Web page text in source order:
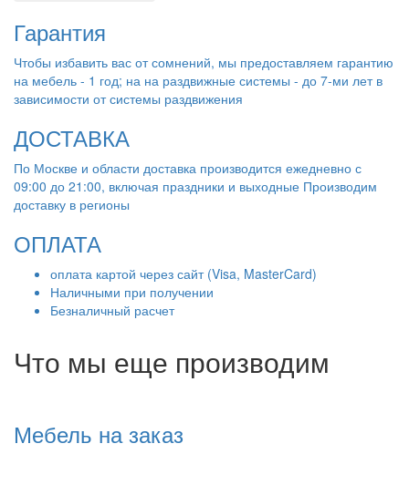
Гарантия
Чтобы избавить вас от сомнений, мы предоставляем гарантию
на мебель - 1 год; на на раздвижные системы - до 7-ми лет в
зависимости от системы раздвижения
ДОСТАВКА
По Москве и области доставка производится ежедневно с
09:00 до 21:00, включая праздники и выходные Производим
доставку в регионы
ОПЛАТА
оплата картой через сайт (Visa, MasterCard)
Наличными при получении
Безналичный расчет
Что мы еще производим
Мебель на заказ